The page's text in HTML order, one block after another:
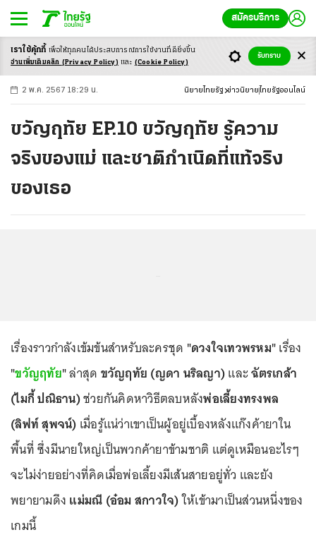
สมัครบริการ
-ก ก ก+
2 พ.ค. 2567 18:29 น. นิยายไทยรัฐ ข่าวนิยาย ไทยรัฐออนไลน์
ขวัญฤทัย EP.10 ขวัญฤทัย รู้ความ
จริงของแม่ และชาติกำเนิดที่แท้จริง
ของเธอ
เรื่องราวกำลังเข้มข้นสำหรับละครชุด "ดวงใจเทวพรหม"เรื่อง
"ขวัญฤทัย"ล่าสุด ขวัญฤทัย (ญดา นริลญา)และฉัตรเกล้า
(ไมกี้ ปณิธาน)ช่วยกันคิดหาวิธีตลบหลังพ่อเลี้ยงทรงพล
(ลิฟท์ สุพจน์) เมื่อรู้แน่ว่าเขาเป็นผู้อยู่เบื้องหลังแก๊งค้ายาใน
พื้นที่ ซึ่งมีนายใหญ่เป็นพวกค้ายาข้ามชาติ แต่ดูเหมือนอะไรๆ
จะไม่ง่ายอย่างที่คิดเมื่อพ่อเลี้ยงมีเส้นสายอยู่ทั่ว และยัง
พยายามดึง แม่มณี (อ๋อม สกาวใจ)ให้เข้ามาเป็นส่วนหนึ่งของ
เกมนี้
เราใช้คุ้กกี้ เพื่อให้ทุกคนได้ประสบการณ์การใช้งานที่ดียิ่งขึ้น
อ่านเพิ่มเติมคลิก (Privacy Policy) และ (Cookie Policy)
รับทราบ